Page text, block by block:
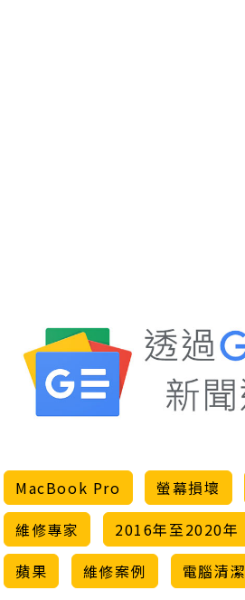
MacBook Pro 螢幕損壞
維修專家
2016年至2020年
蘋果
維修案例 電腦清潔